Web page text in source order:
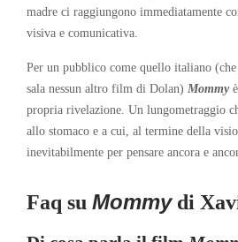
madre ci raggiungono immediatamente
visiva e comunicativa.
Per un pubblico come quello italiano
sala nessun altro film di Dolan) Mommyè
propria rivelazione. Un lungometraggio
allo stomaco e a cui, al termine della
inevitabilmente per pensare ancora e
Faq su Mommydi